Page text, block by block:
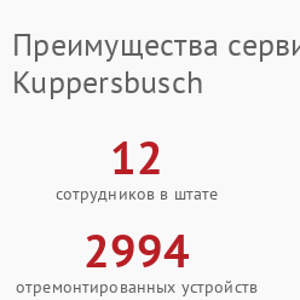
Преимущества
Kuppersbusch
12
сотрудников в штате
2994
отремонтированных устройств